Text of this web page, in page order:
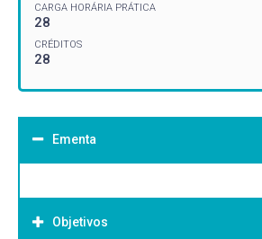
CARGA HORÁRIA PRÁTICA
28
CRÉDITOS
28
Ementa
Objetivos